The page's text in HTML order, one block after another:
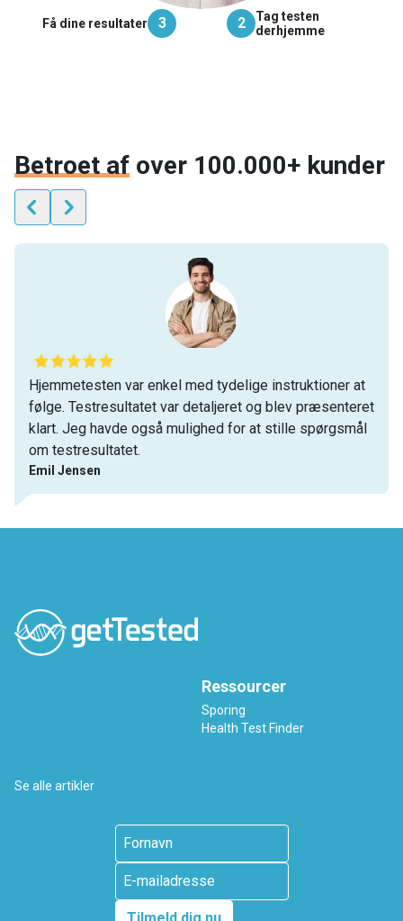
Få dine resultater 3 2
Tag testen
derhjemme
Betroet af over 100.000+ kunder
Hjemmetesten var enkel med tydelige instruktioner at
følge. Testresultatet var detaljeret og blev præsenteret
klart. Jeg havde også mulighed for at stille spørgsmål
om testresultatet.
Emil Jensen
Ressourcer
Sporing
Health Test Finder
Se alle artikler